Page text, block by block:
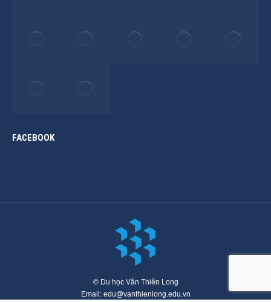
FACEBOOK
© Du học Vân Thiên Long
Email: edu@vanthienlong.edu.vn